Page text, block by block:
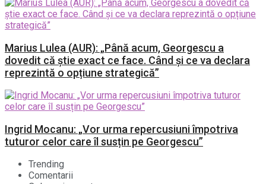
Marius Lulea (AUR): „Până acum, Georgescu a
dovedit că știe exact ce face. Când și ce va declara
reprezintă o opțiune strategică”
Ingrid Mocanu: „Vor urma repercusiuni împotriva
tuturor celor care îl susțin pe Georgescu”
Trending
Comentarii